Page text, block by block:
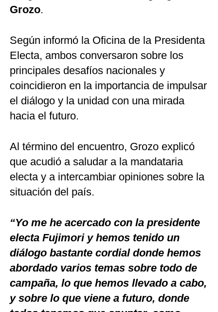
Grozo.
Según informó la Oficina de la Presidenta
Electa, ambos conversaron sobre los
principales desafíos nacionales y
coincidieron en la importancia de impulsar
el diálogo y la unidad con una mirada
hacia el futuro.
Al término del encuentro, Grozo explicó
que acudió a saludar a la mandataria
electa y a intercambiar opiniones sobre la
situación del país.
“Yo me he acercado con la presidente
electa Fujimori y hemos tenido un
diálogo bastante cordial donde hemos
abordado varios temas sobre todo de
campaña, lo que hemos llevado a cabo,
y sobre lo que viene a futuro, donde